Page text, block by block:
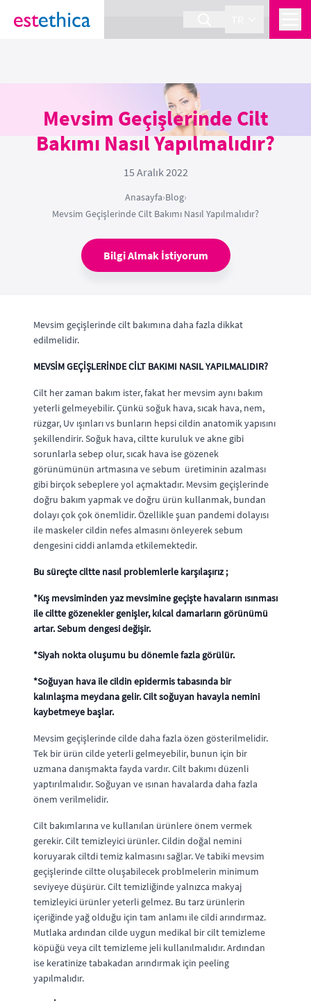
section Service {
Mevsim Geçişlerinde Cilt
Bakımı Nasıl Yapılmalıdır?
15 Aralık 2022
Anasayfa›Blog›
Mevsim Geçişlerinde Cilt Bakımı Nasıl Yapılmalıdır?
Bilgi Almak İstiyorum
Mevsim geçişlerinde cilt bakımına daha fazla dikkat
edilmelidir.
MEVSİM GEÇİŞLERİNDE CİLT BAKIMI NASIL YAPILMALIDIR?
Cilt her zaman bakım ister, fakat her mevsim aynı bakım
yeterli gelmeyebilir. Çünkü soğuk hava, sıcak hava, nem,
rüzgar, Uv ışınları vs bunların hepsi cildin anatomik yapısını
şekillendirir. Soğuk hava, ciltte kuruluk ve akne gibi
sorunlarla sebep olur, sıcak hava ise gözenek
görünümünün artmasına ve sebum üretiminin azalması
gibi birçok sebeplere yol açmaktadır. Mevsim geçişlerinde
doğru bakım yapmak ve doğru ürün kullanmak, bundan
dolayı çok çok önemlidir. Özellikle şuan pandemi dolayısı
ile maskeler cildin nefes almasını önleyerek sebum
dengesini ciddi anlamda etkilemektedir.
Bu süreçte ciltte nasıl problemlerle karşılaşırız ;
*Kış mevsiminden yaz mevsimine geçişte havaların ısınması
ile ciltte gözenekler genişler, kılcal damarların görünümü
artar. Sebum dengesi değişir.
*Siyah nokta oluşumu bu dönemle fazla görülür.
*Soğuyan hava ile cildin epidermis tabasında bir
kalınlaşma meydana gelir. Cilt soğuyan havayla nemini
kaybetmeye başlar.
Mevsim geçişlerinde cilde daha fazla özen gösterilmelidir.
Tek bir ürün cilde yeterli gelmeyebilir, bunun için bir
uzmana danışmakta fayda vardır. Cilt bakımı düzenli
yaptırılmalıdır. Soğuyan ve ısınan havalarda daha fazla
önem verilmelidir.
Cilt bakımlarına ve kullanılan ürünlere önem vermek
gerekir. Cilt temizleyici ürünler. Cildin doğal nemini
koruyarak ciltdi temiz kalmasını sağlar. Ve tabiki mevsim
geçişlerinde ciltte oluşabilecek problmelerin minimum
seviyeye düşürür. Cilt temizliğinde yalnızca makyaj
temizleyici ürünler yeterli gelmez. Bu tarz ürünlerin
içeriğinde yağ olduğu için tam anlamı ile cildi arındırmaz.
Mutlaka ardından cilde uygun medikal bir cilt temizleme
köpüğü veya cilt temizleme jeli kullanılmalıdır. Ardından
ise keratinize tabakadan arındırmak için peeling
yapılmalıdır.